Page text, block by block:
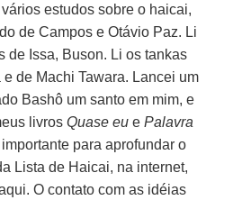
estudos sobre o haicai,
de Campos e Otávio Paz. Li
de Issa, Buson. Li os tankas
de Machi Tawara. Lancei um
Bashô um santo em mim, e
livrosQuase eu ePalavra
para aprofundar o
Lista de Haicai, na internet,
O contato com as idéias